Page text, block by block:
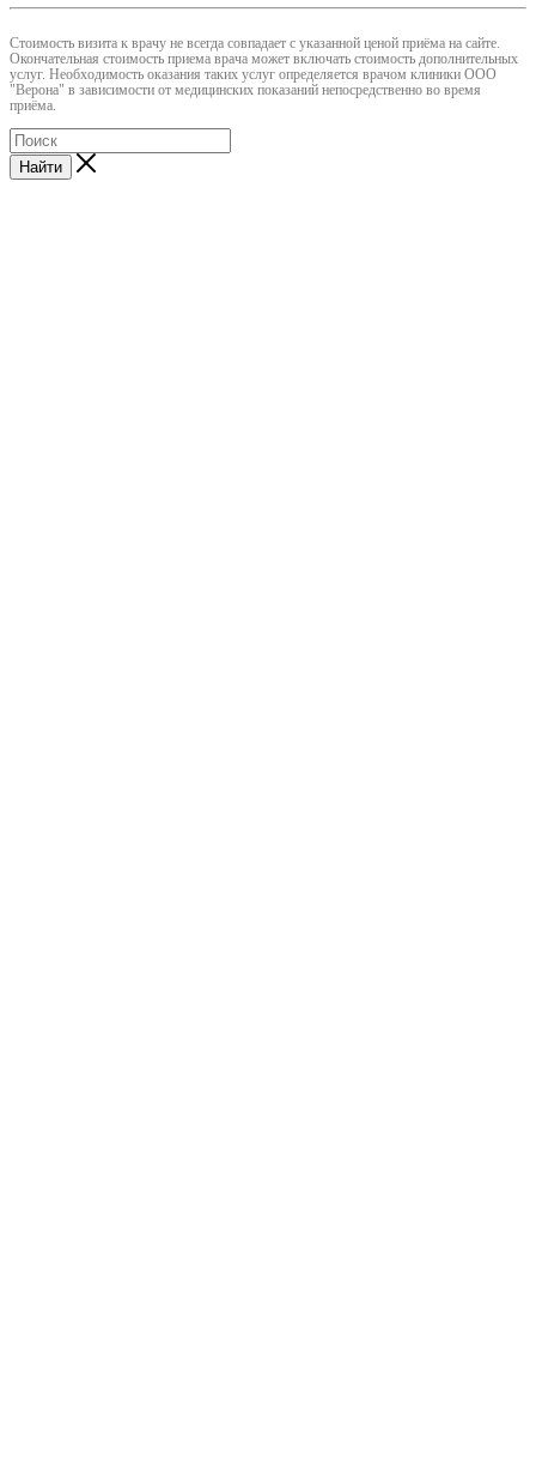
Cтоимость визита к врачу не всегда совпадает с указанной ценой приёма на сайте.
Окончательная стоимость приема врача может включать стоимость дополнительных
услуг. Необходимость оказания таких услуг определяется врачом клиники ООО
"Верона" в зависимости от медицинских показаний непосредственно во время
приёма.
Найти